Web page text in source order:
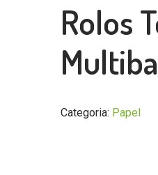
Rolos
Categoria: Papel